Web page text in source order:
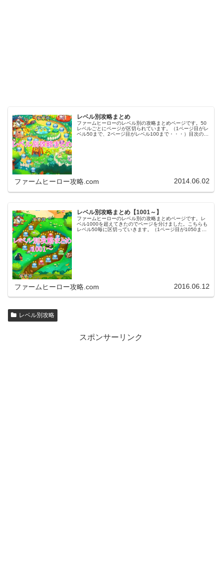
レベル別攻略まとめ
ファームヒーローのレベル別の攻略まとめページです。50
レベルごとにページが区切られています。（1ページ目がレ
ベル50まで、2ページ目がレベル100まで・・・）目次のリ
ファームヒーロー攻略.com 2014.06.02
レベル別攻略まとめ【1001～】
ファームヒーローのレベル別の攻略まとめページです。レ
ベル1000を超えてきたのでページを分けました。こちらも
レベル50毎に区切っていきます。（1ページ目が1050ま
ファームヒーロー攻略.com 2016.06.12
レベル別攻略
スポンサーリンク